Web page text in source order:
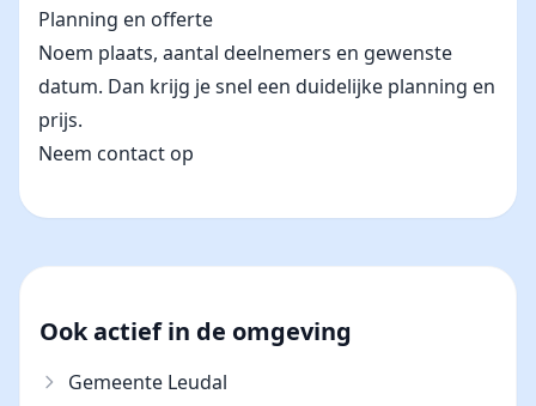
Planning en offerte
Noem plaats, aantal deelnemers en gewenste
datum. Dan krijg je snel een duidelijke planning en
prijs.
Neem contact op
Ook actief in de omgeving
Gemeente Leudal